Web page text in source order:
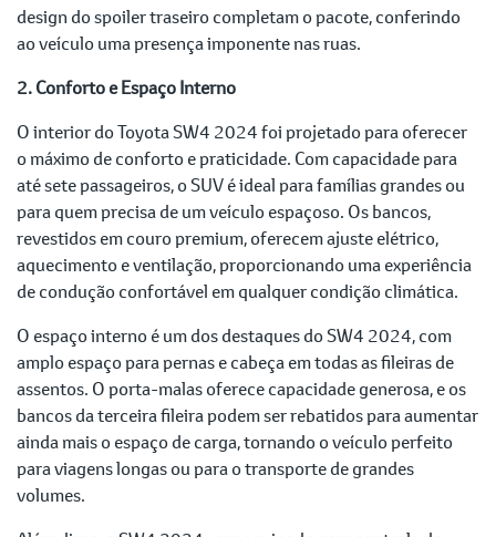
design do spoiler traseiro completam o pacote, conferindo
ao veículo uma presença imponente nas ruas.
2. Conforto e Espaço Interno
O interior do Toyota SW4 2024 foi projetado para oferecer
o máximo de conforto e praticidade. Com capacidade para
até sete passageiros, o SUV é ideal para famílias grandes ou
para quem precisa de um veículo espaçoso. Os bancos,
revestidos em couro premium, oferecem ajuste elétrico,
aquecimento e ventilação, proporcionando uma experiência
de condução confortável em qualquer condição climática.
O espaço interno é um dos destaques do SW4 2024, com
amplo espaço para pernas e cabeça em todas as fileiras de
assentos. O porta-malas oferece capacidade generosa, e os
bancos da terceira fileira podem ser rebatidos para aumentar
ainda mais o espaço de carga, tornando o veículo perfeito
para viagens longas ou para o transporte de grandes
volumes.